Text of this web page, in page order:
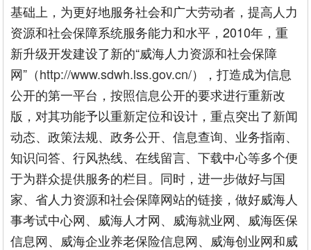
基础上，为更好地服务社会和广大劳动者，提高人力
资源和社会保障系统服务能力和水平，2010年，重
新升级开发建设了新的“威海人力资源和社会保障
网”（http://www.sdwh.lss.gov.cn/），打造成为信息
公开的第一平台，按照信息公开的要求进行重新改
版，对其功能予以重新定位和设计，重点突出了新闻
动态、政策法规、政务公开、信息查询、业务指南、
知识问答、行风热线、在线留言、下载中心等多个便
于为群众提供服务的栏目。同时，进一步做好与国
家、省人力资源和社会保障网站的链接，做好威海人
事考试中心网、威海人才网、威海就业网、威海医保
信息网、威海企业养老保险信息网、威海创业网和威